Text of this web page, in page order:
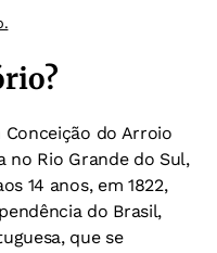
Conceição do Arroio
no Rio Grande do Sul,
14 anos, em 1822,
do Brasil,
que se